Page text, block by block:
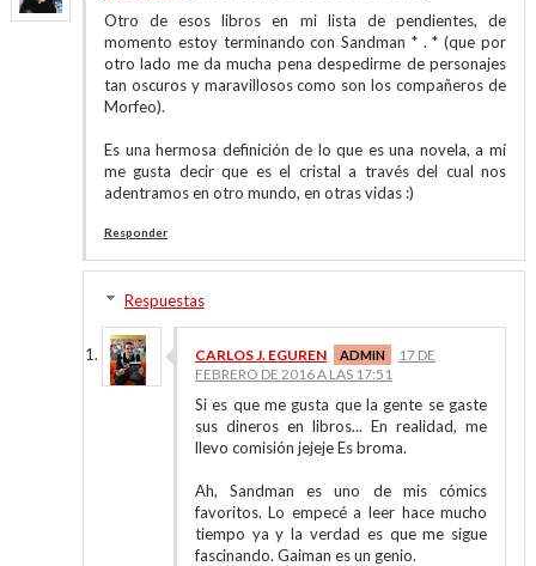
Otro de esos libros en mi lista de pendientes, de
momento estoy terminando con Sandman * . * (que por
otro lado me da mucha pena despedirme de personajes
tan oscuros y maravillosos como son los compañeros de
Morfeo).
Es una hermosa definición de lo que es una novela, a mí
me gusta decir que es el cristal a través del cual nos
adentramos en otro mundo, en otras vidas :)
Responder
Respuestas
CARLOS J. EGUREN
17 DE
FEBRERO DE 2016 A LAS 17:51
Si es que me gusta que la gente se gaste
sus dineros en libros... En realidad, me
llevo comisión jejeje Es broma.
Ah, Sandman es uno de mis cómics
favoritos. Lo empecé a leer hace mucho
tiempo ya y la verdad es que me sigue
fascinando. Gaiman es un genio.